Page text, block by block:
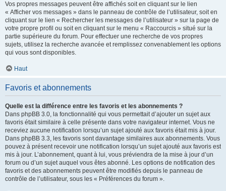
Vos propres messages peuvent être affichés soit en cliquant sur le lien
« Afficher vos messages » dans le panneau de contrôle de l’utilisateur, soit en
cliquant sur le lien « Rechercher les messages de l’utilisateur » sur la page de
votre propre profil ou soit en cliquant sur le menu « Raccourcis » situé sur la
partie supérieure du forum. Pour effectuer une recherche de vos propres
sujets, utilisez la recherche avancée et remplissez convenablement les options
qui vous sont disponibles.
Haut
Favoris et abonnements
Quelle est la différence entre les favoris et les abonnements ?
Dans phpBB 3.0, la fonctionnalité qui vous permettait d’ajouter un sujet aux
favoris était similaire à celle présente dans votre navigateur internet. Vous ne
receviez aucune notification lorsqu’un sujet ajouté aux favoris était mis à jour.
Dans phpBB 3.3, les favoris sont davantage similaires aux abonnements. Vous
pouvez à présent recevoir une notification lorsqu’un sujet ajouté aux favoris est
mis à jour. L’abonnement, quant à lui, vous préviendra de la mise à jour d’un
forum ou d’un sujet auquel vous êtes abonné. Les options de notification des
favoris et des abonnements peuvent être modifiés depuis le panneau de
contrôle de l’utilisateur, sous les « Préférences du forum ».